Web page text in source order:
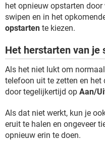
het opnieuw opstarten
swipen en in het
opstarten te kiezen.
Het herstarten van je
Als het niet lukt om
telefoon uit te zetten en het
door tegelijkertijd op Aan/
Als dat niet werkt, kun je
eruit te halen en ongeveer
opnieuw erin te doen.